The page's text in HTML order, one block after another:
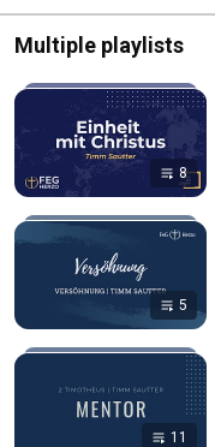
Multiple playlists
8
5
11